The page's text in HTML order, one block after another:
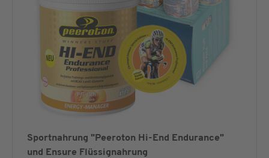
Sportnahrung "Peeroton Hi-End Endurance"
und Ensure Flüssignahrung